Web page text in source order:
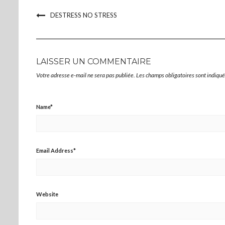
DESTRESS NO STRESS
LAISSER UN COMMENTAIRE
Votre adresse e-mail ne sera pas publiée. Les champs obligatoires sont
Name*
Email Address*
Website